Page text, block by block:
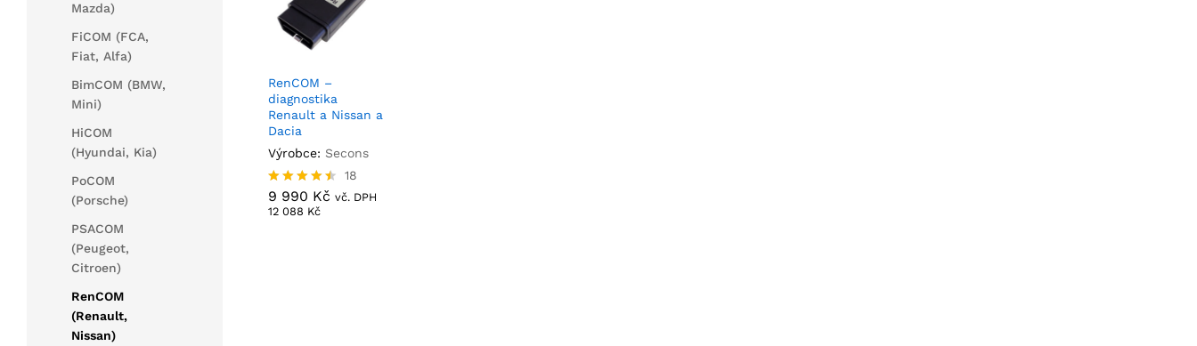
RenCOM –
diagnostika
Renault a Nissan a
Dacia
Výrobce: Secons
Hodnocení
4.44
18
9 990 Kč vč. DPH
12 088 Kč
9 990Kč
12 088Kč
Mazda)
FiCOM (FCA,
Fiat, Alfa)
BimCOM (BMW,
Mini)
HiCOM
(Hyundai, Kia)
PoCOM
(Porsche)
PSACOM
(Peugeot,
Citroen)
RenCOM
(Renault,
Nissan)